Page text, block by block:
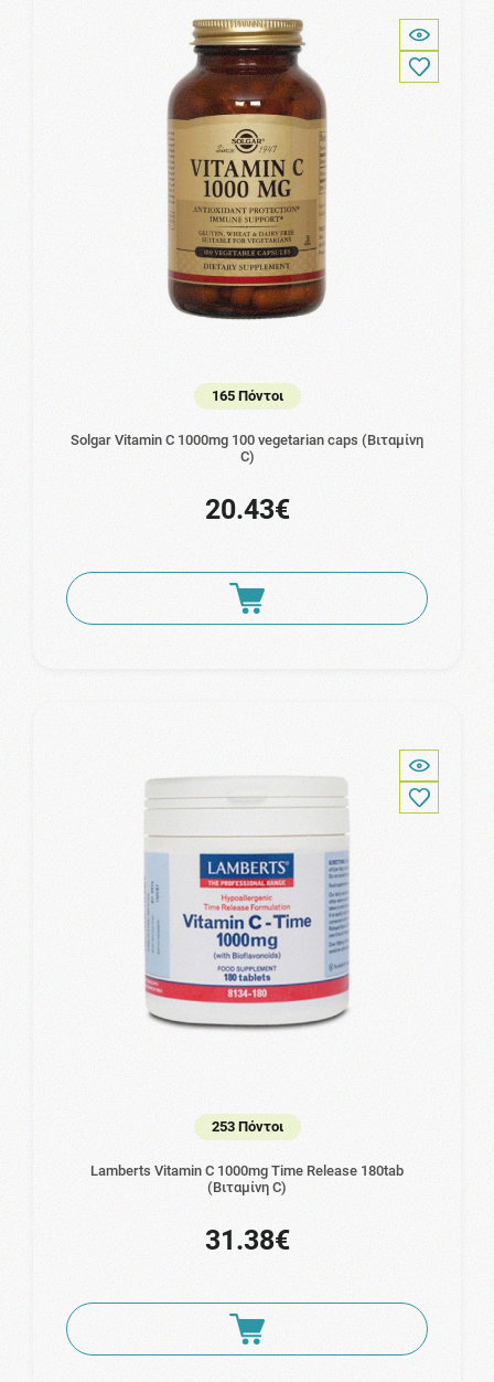
165 Πόντοι
Solgar Vitamin C 1000mg 100 vegetarian caps (Βιταμίνη
C)
20.43€
253 Πόντοι
Lamberts Vitamin C 1000mg Time Release 180tab
(Βιταμίνη C)
31.38€